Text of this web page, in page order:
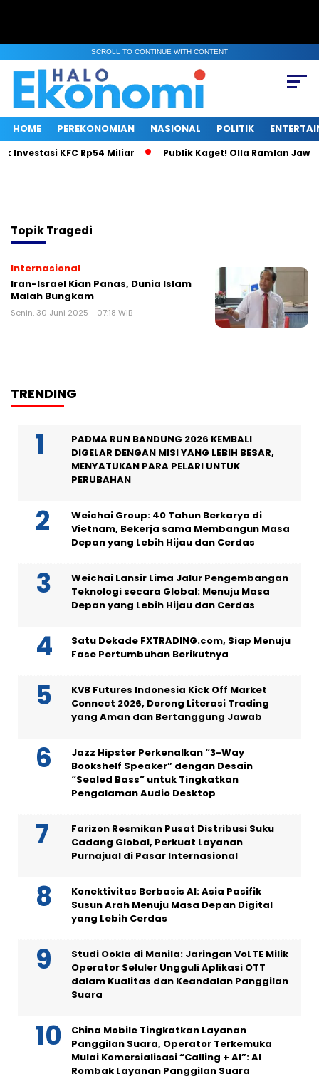
SCROLL TO CONTINUE WITH CONTENT
HOME PEREKONOMIAN NASIONAL POLITIK
KFC Rp54 Miliar Publik Kaget! Olla Ramlan
TopikTragedi
Internasional
Iran-Israel Kian Panas, Dunia Islam
Malah Bungkam
Senin, 30 Juni 2025 - 07:18 WIB
TRENDING
PADMA RUN BANDUNG 2026 KEMBALI
DIGELAR DENGAN MISI YANG LEBIH BESAR,
MENYATUKAN PARA PELARI UNTUK
PERUBAHAN
Weichai Group: 40 Tahun Berkarya di
Vietnam, Bekerja sama Membangun Masa
Depan yang Lebih Hijau dan Cerdas
Weichai Lansir Lima Jalur Pengembangan
Teknologi secara Global: Menuju Masa
Depan yang Lebih Hijau dan Cerdas
Satu Dekade FXTRADING.com, Siap Menuju
Fase Pertumbuhan Berikutnya
KVB Futures Indonesia Kick Off Market
Connect 2026, Dorong Literasi Trading
yang Aman dan Bertanggung Jawab
Jazz Hipster Perkenalkan “3-Way
Bookshelf Speaker” dengan Desain
“Sealed Bass” untuk Tingkatkan
Pengalaman Audio Desktop
Farizon Resmikan Pusat Distribusi Suku
Cadang Global, Perkuat Layanan
Purnajual di Pasar Internasional
Konektivitas Berbasis AI: Asia Pasifik
Susun Arah Menuju Masa Depan Digital
yang Lebih Cerdas
Studi Ookla di Manila: Jaringan VoLTE Milik
Operator Seluler Ungguli Aplikasi OTT
dalam Kualitas dan Keandalan Panggilan
Suara
China Mobile Tingkatkan Layanan
Panggilan Suara, Operator Terkemuka
Mulai Komersialisasi “Calling + AI”: AI
Rombak Layanan Panggilan Suara